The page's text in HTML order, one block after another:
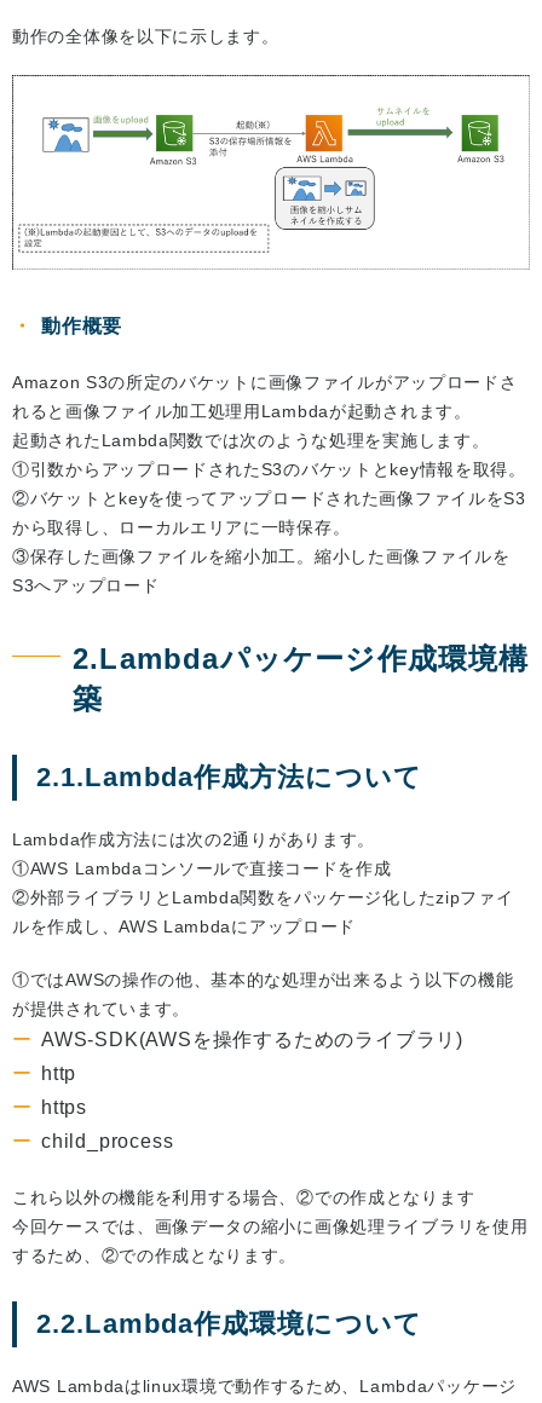
動作の全体像を以下に示します。
動作概要
Amazon S3の所定のバケットに画像ファイルがアップロードさ
れると画像ファイル加工処理用Lambdaが起動されます。
起動されたLambda関数では次のような処理を実施します。
①引数からアップロードされたS3のバケットとkey情報を取得。
②バケットとkeyを使ってアップロードされた画像ファイルをS3
から取得し、ローカルエリアに一時保存。
③保存した画像ファイルを縮小加工。縮小した画像ファイルを
S3へアップロード
2.Lambdaパッケージ作成環境構
築
2.1.Lambda作成方法について
Lambda作成方法には次の2通りがあります。
①AWS Lambdaコンソールで直接コードを作成
②外部ライブラリとLambda関数をパッケージ化したzipファイ
ルを作成し、AWS Lambdaにアップロード
①ではAWSの操作の他、基本的な処理が出来るよう以下の機能
が提供されています。
AWS-SDK(AWSを操作するためのライブラリ)
http
https
child_process
これら以外の機能を利用する場合、②での作成となります
今回ケースでは、画像データの縮小に画像処理ライブラリを使用
するため、②での作成となります。
2.2.Lambda作成環境について
AWS Lambdaはlinux環境で動作するため、Lambdaパッケージ